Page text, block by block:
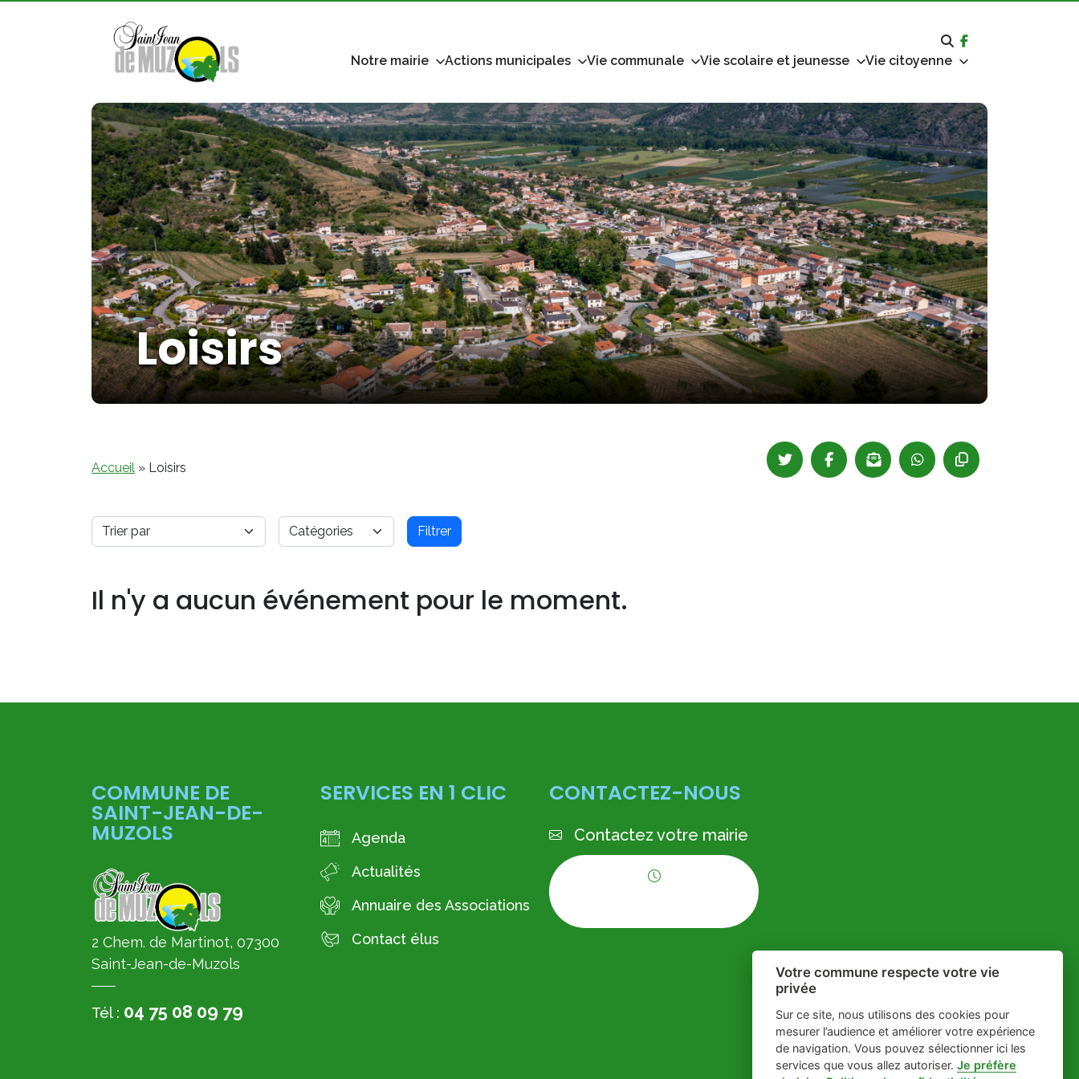
Notre mairie Actions municipales Vie communale Vie scolaire et jeunesse Vie citoyenne
Loisirs
Accueil » Loisirs
Filtrer
Il n'y a aucun événement pour le moment.
COMMUNE DE
SAINT-JEAN-DE-
MUZOLS
2 Chem. de Martinot, 07300
Saint-Jean-de-Muzols
Tél : 04 75 08 09 79
SERVICES EN 1 CLIC
Agenda
Actualités
Annuaire des Associations
Contact élus
CONTACTEZ-NOUS
Contactez votre mairie
Votre commune respecte votre vie
privée
Sur ce site, nous utilisons des cookies pour
mesurer l’audience et améliorer votre expérience
de navigation. Vous pouvez sélectionner ici les
services que vous allez autoriser. Je préfère